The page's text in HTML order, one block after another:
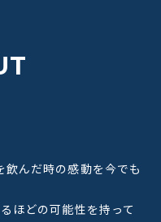
飲んだ時の感動を今でも
ほどの可能性を持って